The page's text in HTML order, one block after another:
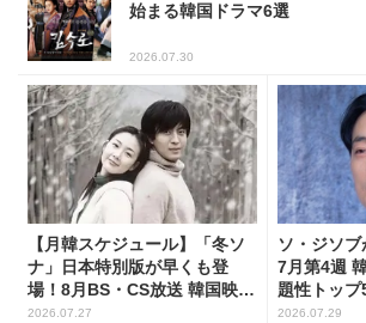
始まる韓国ドラマ6選
2026.07.30
【月韓スケジュール】「冬ソ
ナ」日本特別版が早くも登
場！8月BS・CS放送 韓国映画
(全109選)
2026.07.27
ソ・ジソブ
7月第4週
題性トップ
2026.07.29